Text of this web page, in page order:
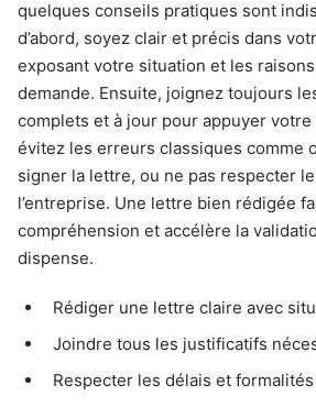
quelques conseils pratiques sont
d’abord, soyez clair et précis dans
exposant votre situation et les
demande. Ensuite, joignez toujours
complets et à jour pour appuyer votre
évitez les erreurs classiques comme
signer la lettre, ou ne pas respecter
l’entreprise. Une lettre bien rédigée
compréhension et accélère la
dispense.
Rédiger une lettre claire avec
Joindre tous les justificatifs
Respecter les délais et